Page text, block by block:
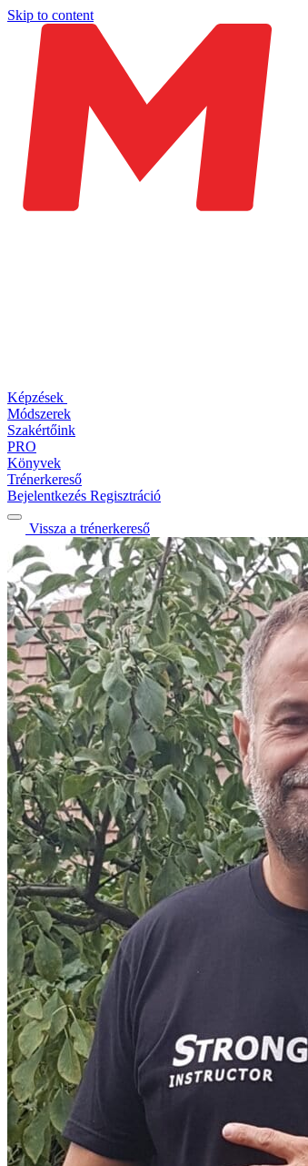
Skip to content
Képzések
Módszerek
Szakértőink
PRO
Könyvek
Trénerkereső
Bejelentkezés Regisztráció
Vissza a trénerkereső